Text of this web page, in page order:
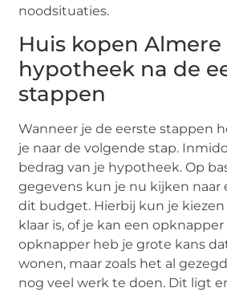
noodsituaties.
Huis kopen Almere
hypotheek na de
stappen
Wanneer je de eerste stappen
je naar de volgende stap.
bedrag van je hypotheek. Op
gegevens kun je nu kijken naar
dit budget. Hierbij kun je
klaar is, of je kan een
opknapper heb je grote kans
wonen, maar zoals het al
nog veel werk te doen. Dit ligt